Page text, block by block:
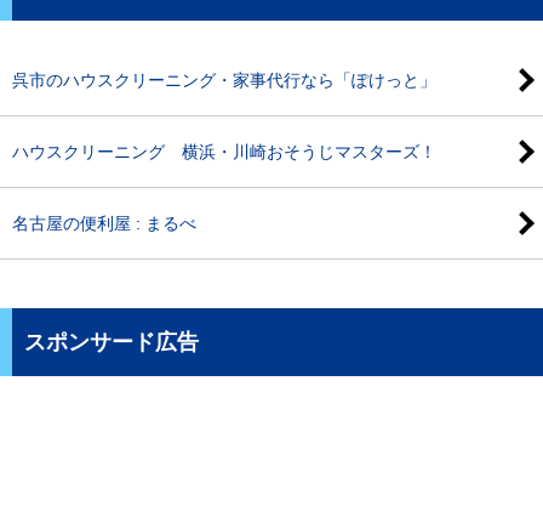
呉市のハウスクリーニング・家事代行なら「ぽけっと」
ハウスクリーニング 横浜・川崎おそうじマスターズ！
名古屋の便利屋 : まるべ
スポンサード広告